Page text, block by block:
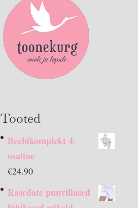
Tooted
Beebikomplekt 4.
osaline
€24.90
Rasedate puuvillased